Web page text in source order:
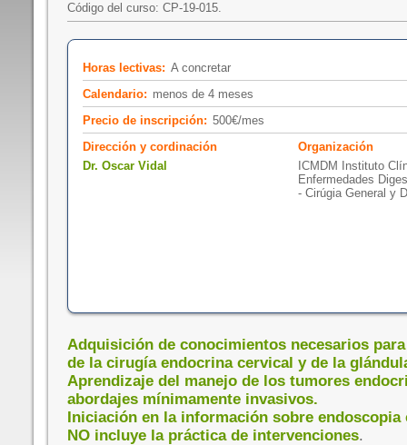
Código del curso: CP-19-015.
Horas lectivas: A concretar
Calendario: menos de 4 meses
Precio de inscripción: 500€/mes
Dirección y cordinación
Dr. Oscar Vidal
Organización
ICMDM Instituto
Enfermedades
- Cirúgia General y
Adquisición de conocimientos necesarios
de la cirugía endocrina cervical y de la
Aprendizaje del manejo de los tumores
abordajes mínimamente invasivos.
Iniciación en la información sobre endoscopia
NO incluye la práctica de intervenciones.